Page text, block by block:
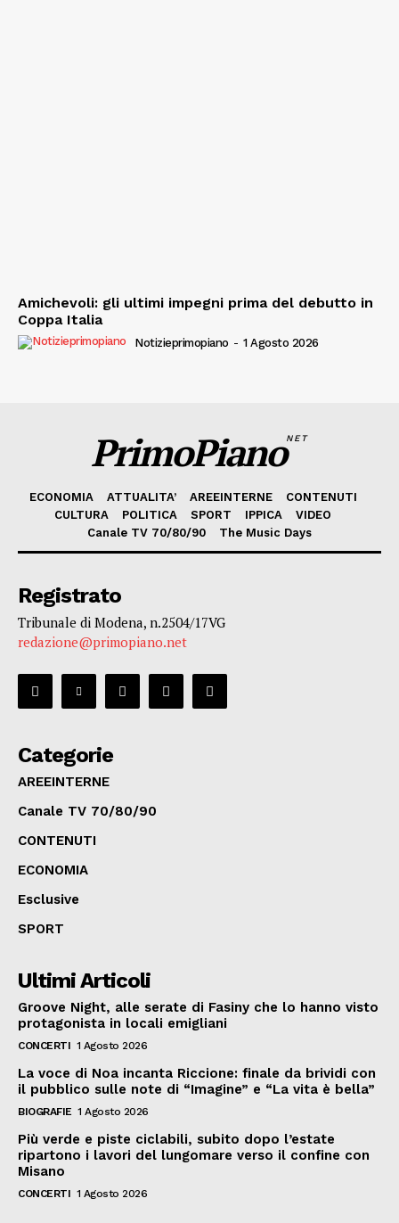
Amichevoli: gli ultimi impegni prima del debutto in
Coppa Italia
Notizieprimopiano - 1 Agosto 2026
PrimoPianoNET
ECONOMIA ATTUALITA’ AREEINTERNE
CONTENUTI
CULTURA
POLITICA SPORT IPPICA
VIDEO
Canale TV 70/80/90
The Music Days
Registrato
Tribunale di Modena, n.2504/17VG
redazione@primopiano.net
Categorie
AREEINTERNE
Canale TV 70/80/90
CONTENUTI
ECONOMIA
Esclusive
SPORT
Ultimi Articoli
Groove Night, alle serate di Fasiny che lo hanno visto
protagonista in locali emigliani
CONCERTI 1 Agosto 2026
La voce di Noa incanta Riccione: finale da brividi con
il pubblico sulle note di “Imagine” e “La vita è bella”
BIOGRAFIE 1 Agosto 2026
Più verde e piste ciclabili, subito dopo l’estate
ripartono i lavori del lungomare verso il confine con
Misano
CONCERTI 1 Agosto 2026